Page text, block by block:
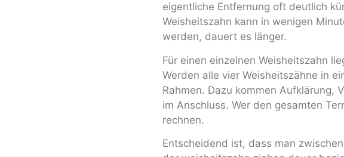
eigentliche Entfernung oft deutlich
Weisheitszahn kann in wenigen
werden, dauert es länger.
Für einen einzelnen Weisheitszahn
Werden alle vier Weisheitszähne in
Rahmen. Dazu kommen Aufklärung,
im Anschluss. Wer den gesamten
rechnen.
Entscheidend ist, dass man